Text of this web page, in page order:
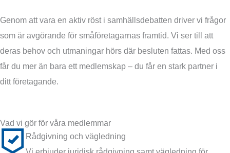
Genom att vara en aktiv röst i samhällsdebatten driver vi frågor
som är avgörande för småföretagarnas framtid. Vi ser till att
deras behov och utmaningar hörs där besluten fattas. Med oss
får du mer än bara ett medlemskap – du får en stark partner i
ditt företagande.
Vad vi gör för våra medlemmar
Rådgivning och vägledning